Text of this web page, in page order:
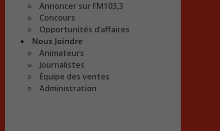
Annoncer sur FM103,3
Concours
Opportunités d’affaires
Nous Joindre
Animateurs
Journalistes
Équipe des ventes
Administration